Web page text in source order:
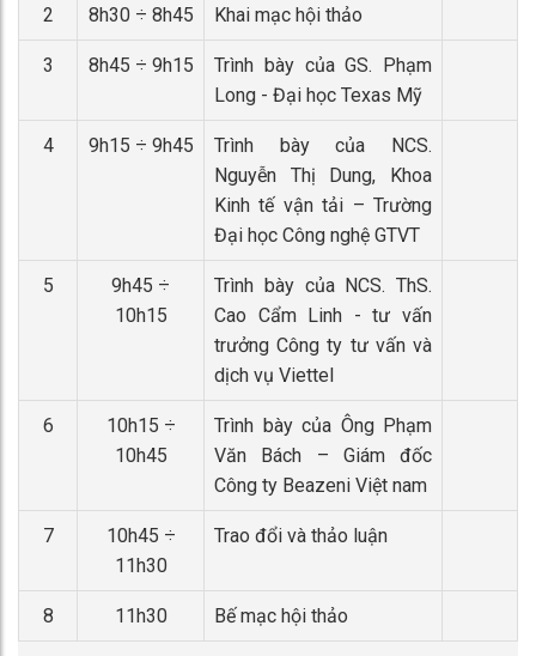
2 8h30 ÷ 8h45 Khai mạc hội thảo
3 8h45 ÷ 9h15
Trình bày của GS. Phạm
Long - Đại học Texas Mỹ
4 9h15 ÷ 9h45
Trình bày của NCS.
Nguyễn Thị Dung, Khoa
Kinh tế vận tải – Trường
Đại học Công nghệ GTVT
5
9h45 ÷
10h15
Trình bày của NCS. ThS.
Cao Cẩm Linh - tư vấn
trưởng Công ty tư vấn và
dịch vụ Viettel
6
10h15 ÷
10h45
Trình bày của Ông Phạm
Văn Bách – Giám đốc
Công ty Beazeni Việt nam
7
10h45 ÷
11h30
Trao đổi và thảo luận
8 11h30 Bế mạc hội thảo